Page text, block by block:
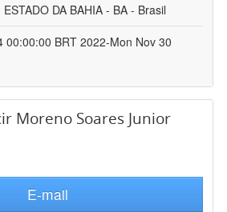
ESTADO DA BAHIA - BA - Brasil
00:00:00 BRT 2022-Mon Nov 30
Moreno Soares Junior
E-mail